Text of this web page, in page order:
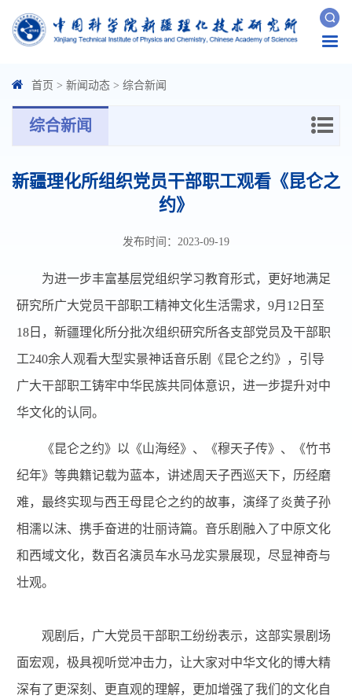
首页 > 新闻动态 > 综合新闻
综合新闻
新疆理化所组织党员干部职工观看《昆仑之
约》
发布时间：2023-09-19
为进一步丰富基层党组织学习教育形式，更好地满足
研究所广大党员干部职工精神文化生活需求，9月12日至
18日，新疆理化所分批次组织研究所各支部党员及干部职
工240余人观看大型实景神话音乐剧《昆仑之约》，引导
广大干部职工铸牢中华民族共同体意识，进一步提升对中
华文化的认同。
《昆仑之约》以《山海经》、《穆天子传》、《竹书
纪年》等典籍记载为蓝本，讲述周天子西巡天下，历经磨
难，最终实现与西王母昆仑之约的故事，演绎了炎黄子孙
相濡以沫、携手奋进的壮丽诗篇。 音乐剧融入了中原文化
和西域文化，数百名演员车水马龙实景展现，尽显神奇与
壮观。
观剧后，广大党员干部职工纷纷表示，这部实景剧场
面宏观，极具视听觉冲击力，让大家对中华文化的博大精
深有了更深刻、更直观的理解，更加增强了我们的文化自